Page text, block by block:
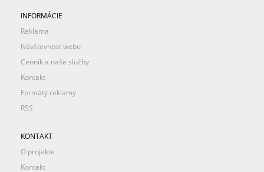
INFORMÁCIE
Reklama
Návštevnosť webu
Cenník a naše služby
Kontakt
Formáty reklamy
RSS
KONTAKT
O projekte
Kontakt